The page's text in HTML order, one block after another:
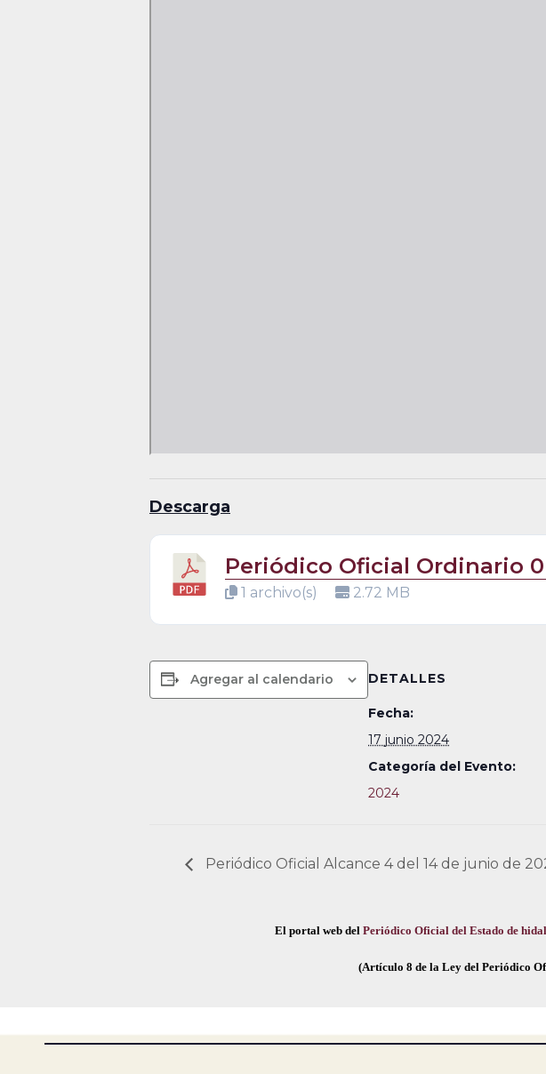
Descarga
Periódico Oficial Ordinario
1 archivo(s) 2.72 MB
Agregar al calendario DETALLES
Fecha:
17 junio 2024
Categoría del Evento:
2024
Periódico Oficial Alcance 4 del 14 de junio de
El portal web del Periódico Oficial del Estado de
(Artículo 8 de la Ley del Periódico